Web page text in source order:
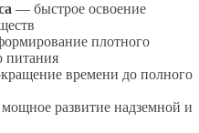
— быстрое освоение
плотного
питания
времени до полного
развитие надземной и